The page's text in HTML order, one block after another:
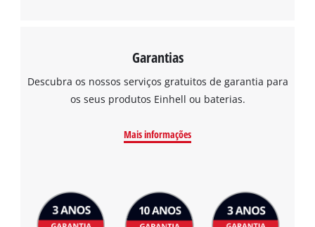
Garantias
Descubra os nossos serviços gratuitos de garantia para
os seus produtos Einhell ou baterias.
Mais informações